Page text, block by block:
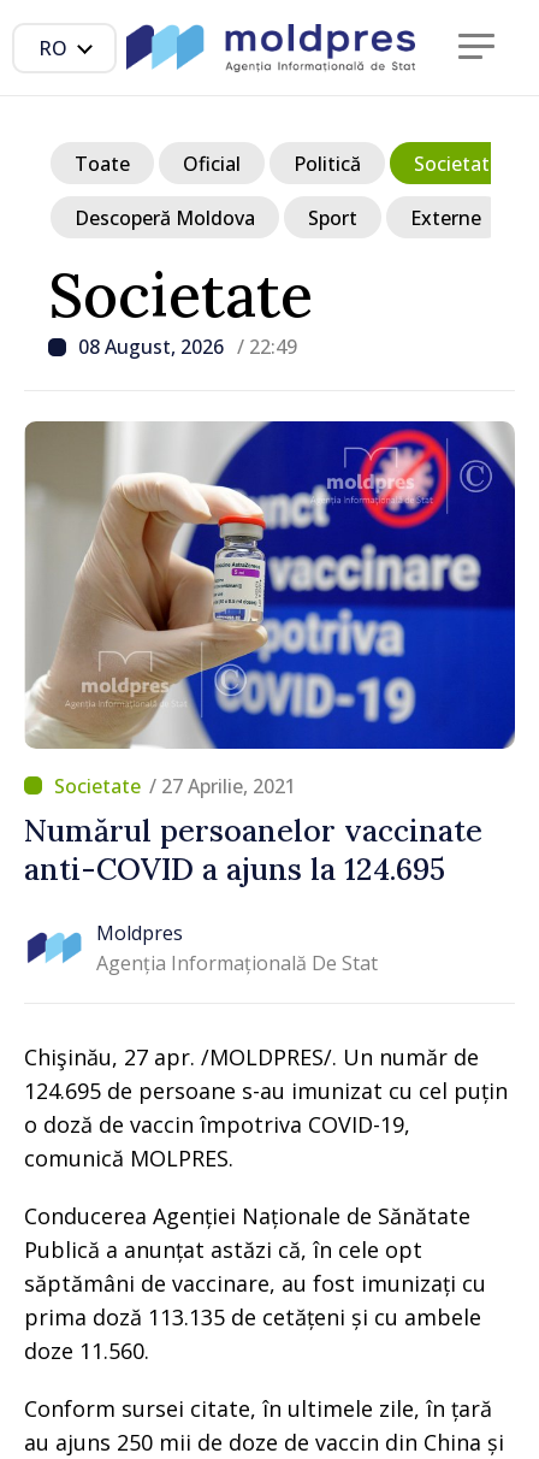
RO
Societate
08 August, 2026 / 22:49
Toate Oficial Politică Societate
Descoperă Moldova Sport Externe
/ 27 Aprilie, 2021
Numărul persoanelor vaccinate
anti-COVID a ajuns la 124.695
Moldpres
Agenția Informațională De Stat
Chişinău, 27 apr. /MOLDPRES/. Un număr de
124.695 de persoane s-au imunizat cu cel puțin
o doză de vaccin împotriva COVID-19,
comunică MOLPRES.
Conducerea Agenției Naționale de Sănătate
Publică a anunțat astăzi că, în cele opt
săptămâni de vaccinare, au fost imunizați cu
prima doză 113.135 de cetățeni și cu ambele
doze 11.560.
Conform sursei citate, în ultimele zile, în țară
au ajuns 250 mii de doze de vaccin din China și